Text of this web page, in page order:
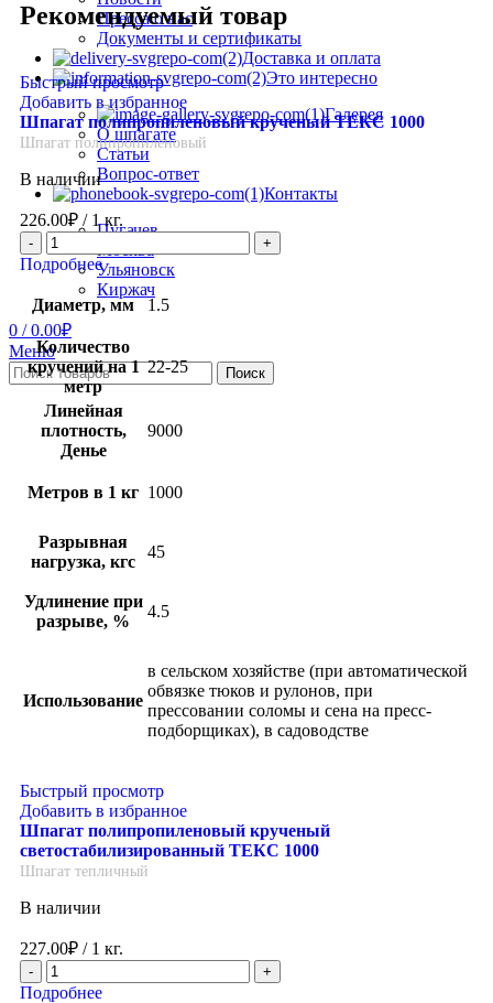
Пресса о нас
Документы и сертификаты
Доставка и оплата
Это интересно
Галерея
О шпагате
Статьи
Вопрос-ответ
Контакты
Пугачев
Москва
Ульяновск
Киржач
0 / 0.00₽
Меню
Поиск
Рекомендуемый товар
Быстрый просмотр
Добавить в избранное
Шпагат полипропиленовый крученый ТЕКС 1000
Шпагат полипропиленовый
В наличии
226.00₽ / 1 кг.
Подробнее
Диаметр, мм 1.5
Количество
кручений на 1
метр
22-25
Линейная
плотность,
Денье
9000
Метров в 1 кг 1000
Разрывная
нагрузка, кгс
45
Удлинение при
разрыве, %
4.5
Использование
в сельском хозяйстве (при автоматической
обвязке тюков и рулонов, при
прессовании соломы и сена на пресс-
подборщиках), в садоводстве
Быстрый просмотр
Добавить в избранное
Шпагат полипропиленовый крученый
светостабилизированный ТЕКС 1000
Шпагат тепличный
В наличии
227.00₽ / 1 кг.
Подробнее